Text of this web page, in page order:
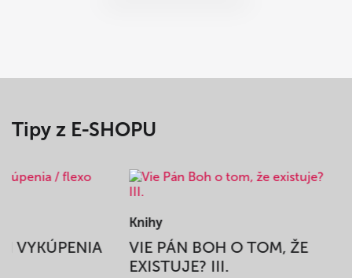
Tipy z E-SHOPU
VYKÚPENIA
Knihy
VIE PÁN BOH O TOM, ŽE
EXISTUJE? III.